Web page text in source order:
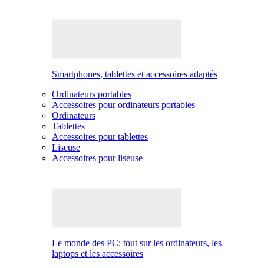
Smartphones, tablettes et accessoires adaptés
Ordinateurs portables
Accessoires pour ordinateurs portables
Ordinateurs
Tablettes
Accessoires pour tablettes
Liseuse
Accessoires pour liseuse
Le monde des PC: tout sur les ordinateurs, les
laptops et les accessoires